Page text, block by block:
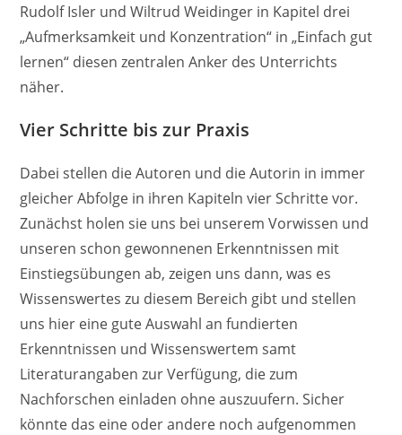
Rudolf Isler und Wiltrud Weidinger in Kapitel drei
„Aufmerksamkeit und Konzentration“ in „Einfach gut
lernen“ diesen zentralen Anker des Unterrichts
näher.
Vier Schritte bis zur Praxis
Dabei stellen die Autoren und die Autorin in immer
gleicher Abfolge in ihren Kapiteln vier Schritte vor.
Zunächst holen sie uns bei unserem Vorwissen und
unseren schon gewonnenen Erkenntnissen mit
Einstiegsübungen ab, zeigen uns dann, was es
Wissenswertes zu diesem Bereich gibt und stellen
uns hier eine gute Auswahl an fundierten
Erkenntnissen und Wissenswertem samt
Literaturangaben zur Verfügung, die zum
Nachforschen einladen ohne auszuufern. Sicher
könnte das eine oder andere noch aufgenommen